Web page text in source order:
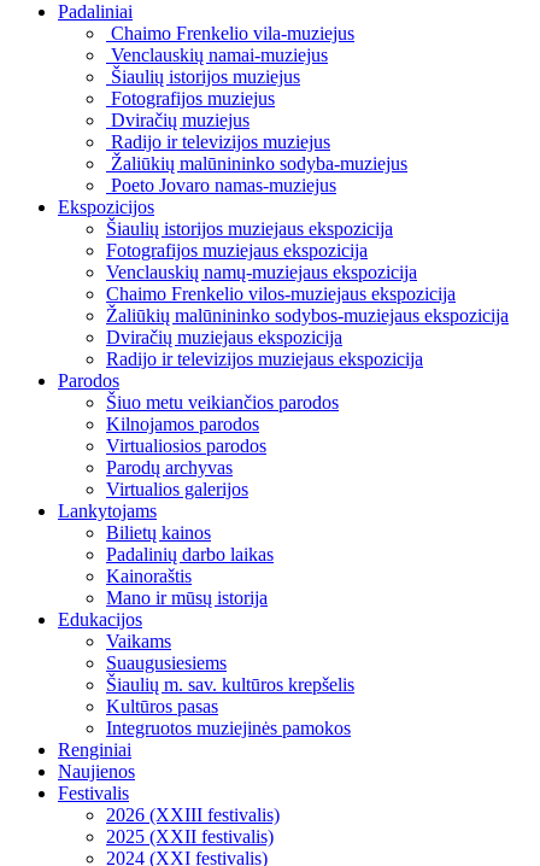
Padaliniai
Chaimo Frenkelio vila-muziejus
Venclauskių namai-muziejus
Šiaulių istorijos muziejus
Fotografijos muziejus
Dviračių muziejus
Radijo ir televizijos muziejus
Žaliūkių malūnininko sodyba-muziejus
Poeto Jovaro namas-muziejus
Ekspozicijos
Šiaulių istorijos muziejaus ekspozicija
Fotografijos muziejaus ekspozicija
Venclauskių namų-muziejaus ekspozicija
Chaimo Frenkelio vilos-muziejaus ekspozicija
Žaliūkių malūnininko sodybos-muziejaus ekspozicija
Dviračių muziejaus ekspozicija
Radijo ir televizijos muziejaus ekspozicija
Parodos
Šiuo metu veikiančios parodos
Kilnojamos parodos
Virtualiosios parodos
Parodų archyvas
Virtualios galerijos
Lankytojams
Bilietų kainos
Padalinių darbo laikas
Kainoraštis
Mano ir mūsų istorija
Edukacijos
Vaikams
Suaugusiesiems
Šiaulių m. sav. kultūros krepšelis
Kultūros pasas
Integruotos muziejinės pamokos
Renginiai
Naujienos
Festivalis
2026 (XXIII festivalis)
2025 (XXII festivalis)
2024 (XXI festivalis)